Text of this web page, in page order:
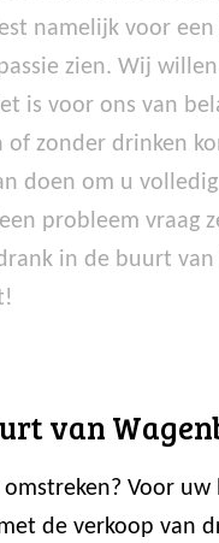
namelijk voor
zien. Wij
is voor ons van
of zonder drinken
doen om u
probleem vraag
in de buurt
van
Voor
de verkoop van